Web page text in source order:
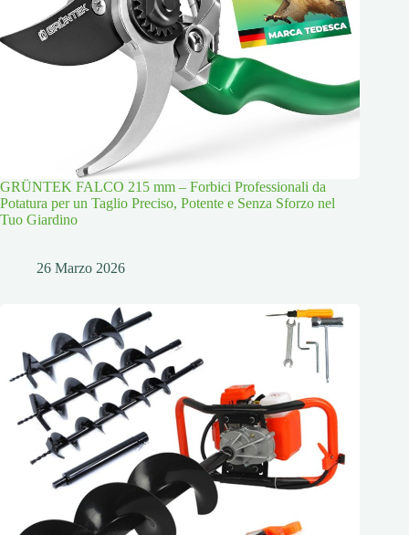
GRÜNTEK FALCO 215 mm – Forbici Professionali da
Potatura per un Taglio Preciso, Potente e Senza Sforzo nel
Tuo Giardino
26 Marzo 2026